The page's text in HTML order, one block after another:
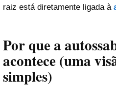
raiz está diretamente ligada à
Por que a
acontece (uma
simples)